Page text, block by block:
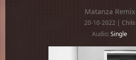
Matanza Remix
20-10-2022 | Chile
Audio:Single